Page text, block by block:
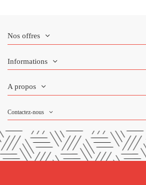
Nos offres
Informations
A propos
Contactez-nous